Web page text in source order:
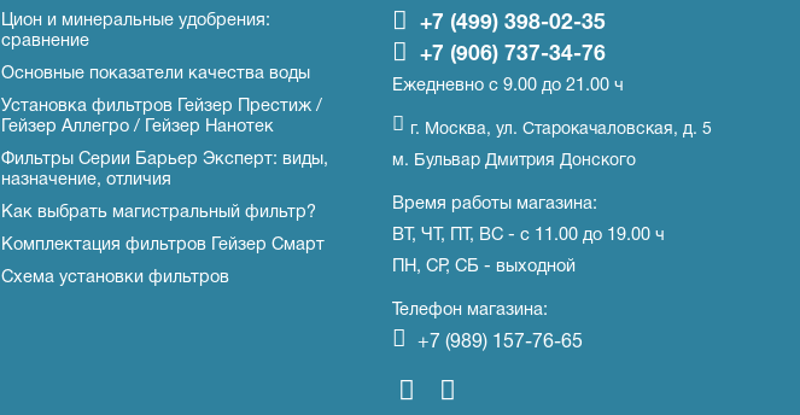
Цион и минеральные удобрения:
сравнение
Основные показатели качества воды
Установка фильтров Гейзер Престиж /
Гейзер Аллегро / Гейзер Нанотек
Фильтры Серии Барьер Эксперт: виды,
назначение, отличия
Как выбрать магистральный фильтр?
Комплектация фильтров Гейзер Смарт
Схема установки фильтров
+7 (499) 398-02-35
+7 (906) 737-34-76
Ежедневно с 9.00 до 21.00 ч
г. Москва, ул. Старокачаловская, д. 5
м. Бульвар Дмитрия Донского
Время работы магазина:
ВТ, ЧТ, ПТ, ВС - с 11.00 до 19.00 ч
ПН, СР, СБ - выходной
Телефон магазина:
+7 (989) 157-76-65